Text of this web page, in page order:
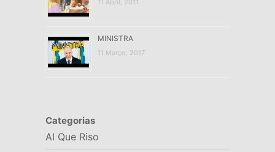
MINISTRA
11 Março, 2017
Categorias
AI Que Riso